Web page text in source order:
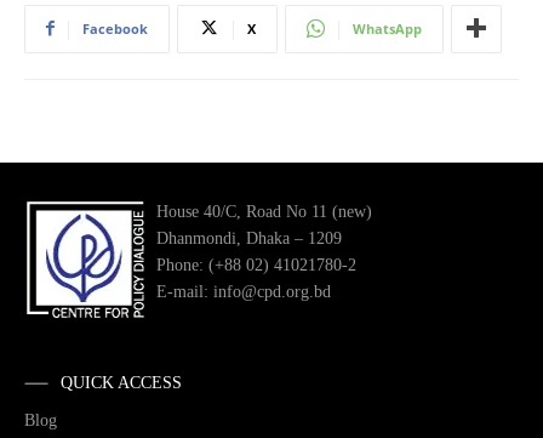
Facebook X WhatsApp
House 40/C, Road No 11 (new)
Dhanmondi, Dhaka – 1209
Phone: (+88 02) 41021780-2
E-mail: info@cpd.org.bd
QUICK ACCESS
Blog